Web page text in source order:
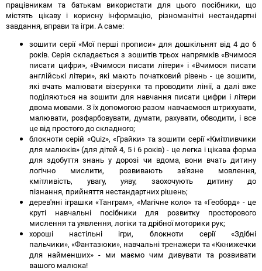
працівникам та батькам використати для цього посібники, що
містять цікаву і корисну інформацію, різноманітні нестандартні
завдання, вправи та ігри. А саме:
зошити серії «Мої перші прописи» для дошкільнят від 4 до 6
років. Серія складається з зошитів трьох напрямків «Вчимося
писати цифри», «Вчимося писати літери» і «Вчимося писати
англійські літери», які мають початковий рівень - це зошити,
які вчать малювати візерунки та проводити лінії, а далі вже
поділяються на зошити для навчання писати цифри і літери
двома мовами. З їх допомогою разом навчаємося штрихувати,
малювати, розфарбовувати, думати, рахувати, обводити, і все
це від простого до складного;
блокноти серій «Quiz», «Грайки» та зошити серії «Кмітливчики
для малюків» (для дітей 4, 5 і 6 років) - це легка і цікава форма
для здобуття знань у дорозі чи вдома, вони вчать дитину
логічно мислити, розвивають зв'язне мовлення,
кмітливість, увагу, уяву, заохочують дитину до
пізнання, прийняття нестандартних рішень;
дерев'яні іграшки «Танграм», «Магічне коло» та «Геоборд» - це
круті навчальні посібники для розвитку просторового
мислення та уявлення, логіки та дрібної моторики рук;
хороші настільні ігри, блокноти серії «Здібні
пальчики», «Фантазюки», навчальні тренажери та «Ккнижечки
для найменших» - ми маємо чим дивувати та розвивати
вашого малюка!